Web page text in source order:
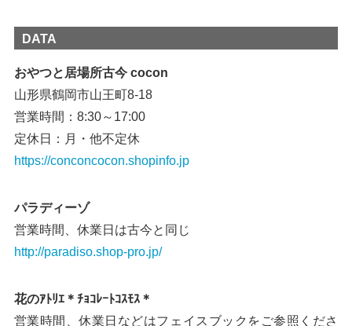
DATA
おやつと居場所古今 cocon
山形県鶴岡市山王町8-18
営業時間：8:30～17:00
定休日：月・他不定休
https://conconcocon.shopinfo.jp
パラディーゾ
営業時間、休業日は古今と同じ
http://paradiso.shop-pro.jp/
花のｱﾄﾘｴ＊ﾁｮｺﾚｰﾄｺｽﾓｽ＊
営業時間、休業日などはフェイスブックをご参照くださ